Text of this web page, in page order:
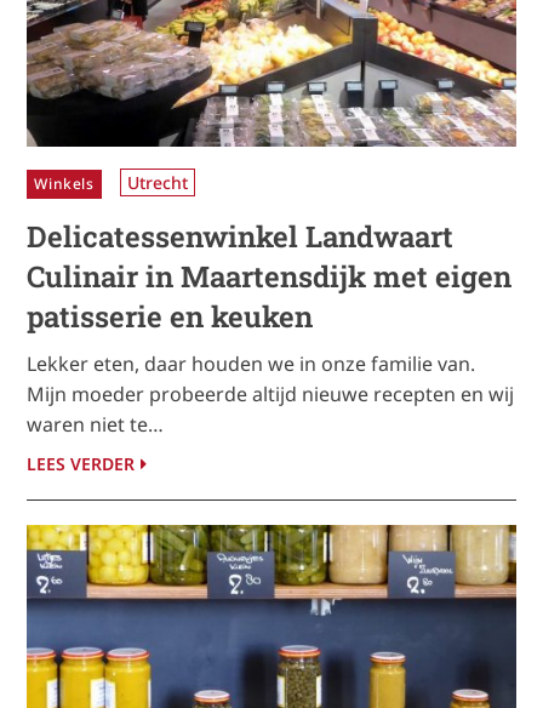
Winkels Utrecht
Delicatessenwinkel Landwaart
Culinair in Maartensdijk met eigen
patisserie en keuken
Lekker eten, daar houden we in onze familie van.
Mijn moeder probeerde altijd nieuwe recepten en wij
waren niet te…
LEES VERDER